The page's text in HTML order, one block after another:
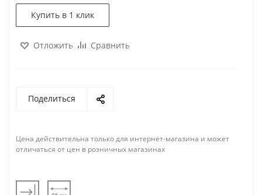
Купить в 1 клик
Отложить Сравнить
Поделиться
Цена действительна только для интернет-магазина и может
отличаться от цен в розничных магазинах